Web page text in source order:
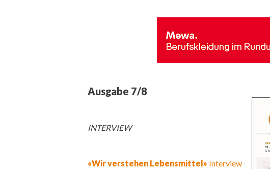
Ausgabe 7/8
INTERVIEW
«Wir verstehen Lebensmittel» Interview